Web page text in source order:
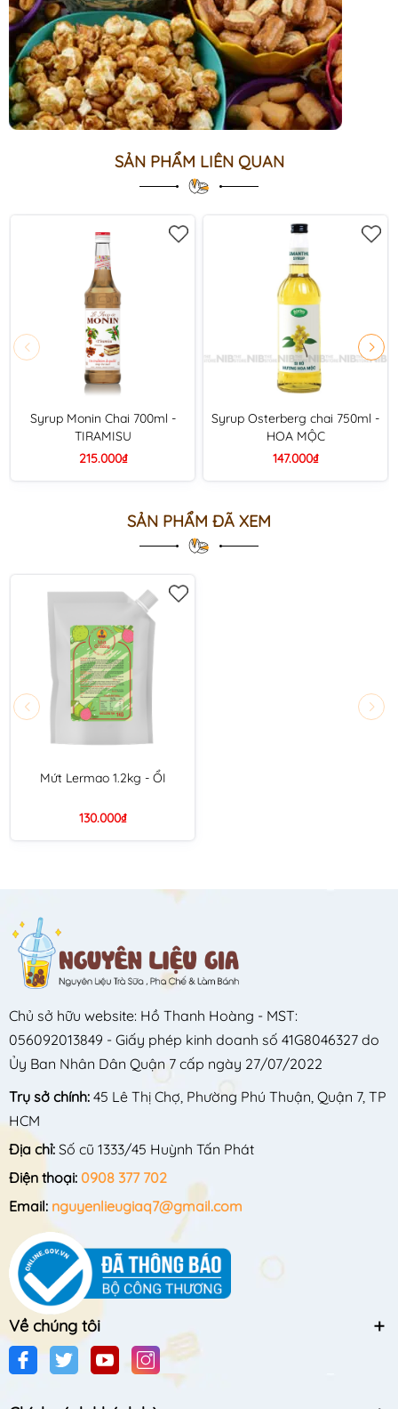
SẢN PHẨM LIÊN QUAN
Syrup Monin Chai 700ml -
TIRAMISU
215.000₫
Syrup Osterberg chai 750ml -
HOA MỘC
147.000₫
SẢN PHẨM ĐÃ XEM
Mứt Lermao 1.2kg - ỔI
130.000₫
Chủ sở hữu website: Hồ Thanh Hoàng - MST:
056092013849 - Giấy phép kinh doanh số 41G8046327 do
Ủy Ban Nhân Dân Quận 7 cấp ngày 27/07/2022
Trụ sở chính: 45 Lê Thị Chợ, Phường Phú Thuận, Quận 7, TP
HCM
Địa chỉ: Số cũ 1333/45 Huỳnh Tấn Phát
Điện thoại: 0908 377 702
Email: nguyenlieugiaq7@gmail.com
Về chúng tôi